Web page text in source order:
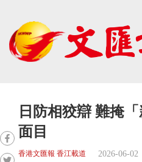
日防相狡辯 難掩
面目
香港文匯報 香江載道 2026-06-02